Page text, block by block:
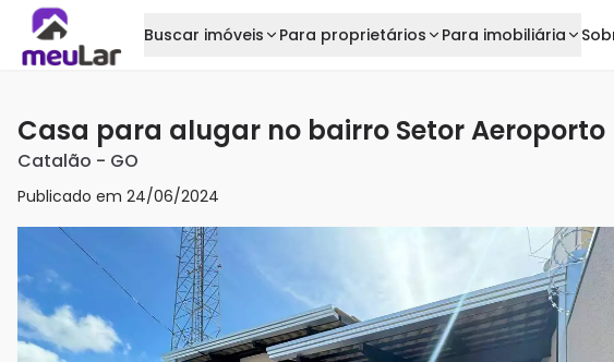
Buscar imóveis Para proprietários Para imobiliária
Casa para alugar no bairro Setor Aeroporto
Catalão - GO
Publicado em 24/06/2024